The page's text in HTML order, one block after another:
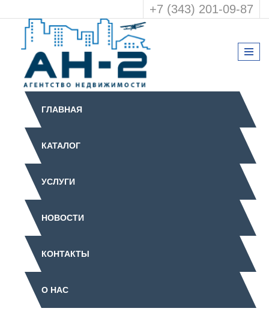
+7 (343) 201-09-87
ГЛАВНАЯ
КАТАЛОГ
УСЛУГИ
НОВОСТИ
КОНТАКТЫ
О НАС